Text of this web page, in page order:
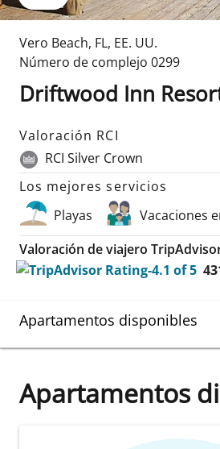
Vero Beach, FL, EE. UU.
Número de complejo 0299
Driftwood Inn
Valoración RCI
RCI Silver Crown
Los mejores servicios
Playas
Vacaciones
Valoración de viajero
Apartamentos disponibles
Apartamentos